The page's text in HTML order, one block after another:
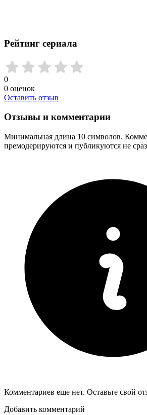
Рейтинг сериала
0
0 оценок
Оставить отзыв
Отзывы и комментарии
Минимальная длина 10 символов.
премодерируются и публикуются не
Комментариев еще нет. Оставьте свой
Добавить комментарий